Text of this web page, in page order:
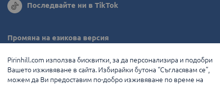
Последвайте ни в TikTok
Промяна на езикова версия
Румъния
Гърция
Pirinhill.com използва бисквитки, за да персонализира и подобри
Вашето изживяване в сайта. Избирайки бутона “Съгласявам се”,
можем да Ви предоставим по-добро изживяване по време на